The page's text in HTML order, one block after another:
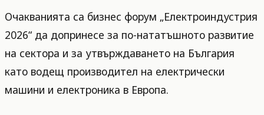
Очакванията са бизнес форум „Електроиндустрия
2026“ да допринесе за по-нататъшното развитие
на сектора и за утвърждаването на България
като водещ производител на електрически
машини и електроника в Европа.